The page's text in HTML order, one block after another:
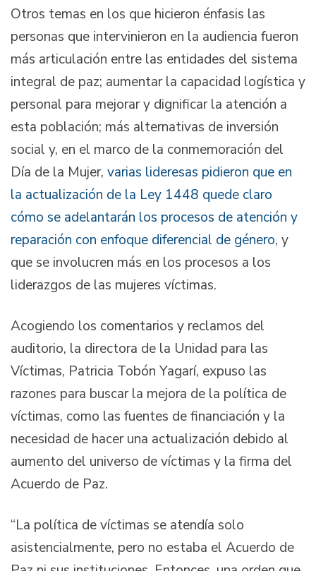
Otros temas en los que hicieron énfasis las
personas que intervinieron en la audiencia fueron
más articulación entre las entidades del sistema
integral de paz; aumentar la capacidad logística y
personal para mejorar y dignificar la atención a
esta población; más alternativas de inversión
social y, en el marco de la conmemoración del
Día de la Mujer, varias lideresas pidieron que en
la actualización de la Ley 1448 quede claro
cómo se adelantarán los procesos de atención y
reparación con enfoque diferencial de género, y
que se involucren más en los procesos a los
liderazgos de las mujeres víctimas.
Acogiendo los comentarios y reclamos del
auditorio, la directora de la Unidad para las
Víctimas, Patricia Tobón Yagarí, expuso las
razones para buscar la mejora de la política de
víctimas, como las fuentes de financiación y la
necesidad de hacer una actualización debido al
aumento del universo de víctimas y la firma del
Acuerdo de Paz.
“La política de víctimas se atendía solo
asistencialmente, pero no estaba el Acuerdo de